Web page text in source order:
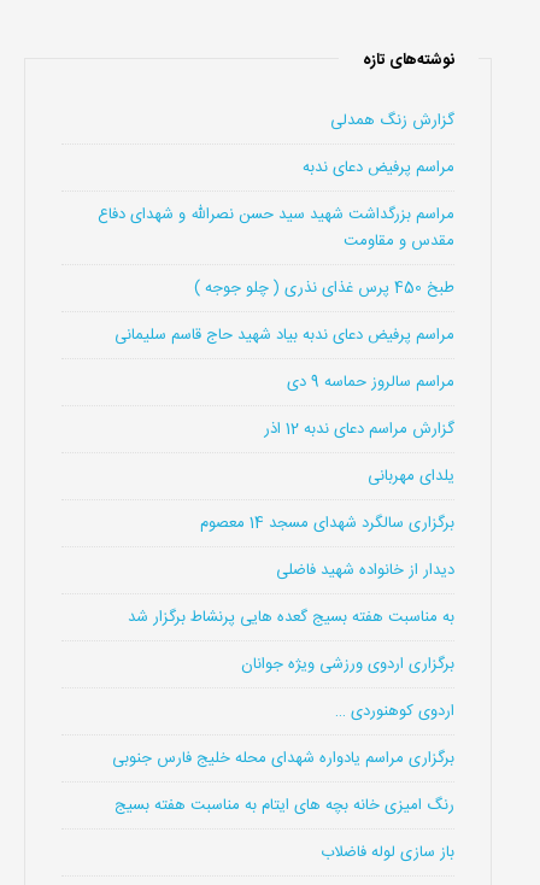
نوشته‌های تازه
گزارش زنگ همدلی
مراسم پرفیض دعای ندبه
مراسم بزرگداشت شهید سید حسن نصرالله و شهدای دفاع
مقدس و مقاومت
طبخ 450 پرس غذای نذری ( چلو جوجه )
مراسم پرفیض دعای ندبه بیاد شهید حاج قاسم سلیمانی
مراسم سالروز حماسه 9 دی
گزارش مراسم دعای ندبه 12 اذر
یلدای مهربانی
برگزاری سالگرد شهدای مسجد 14 معصوم
دیدار از خانواده شهید فاضلی
به مناسبت هفته بسیج گعده هایی پرنشاط برگزار شد
برگزاری اردوی ورزشی ویژه جوانان
اردوی کوهنوردی …
برگزاری مراسم یادواره شهدای محله خلیج فارس جنوبی
رنگ امیزی خانه بچه های ایتام به مناسبت هفته بسیج
باز سازی لوله فاضلاب